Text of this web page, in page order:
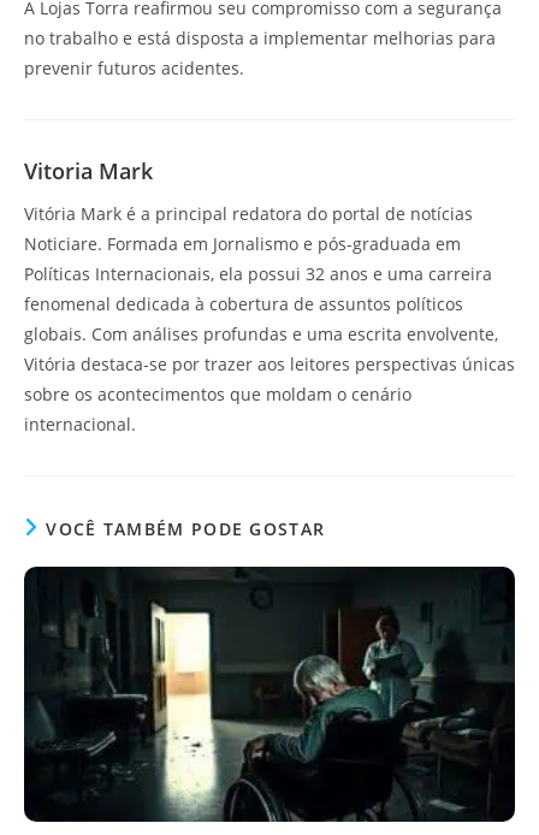
A Lojas Torra reafirmou seu compromisso com a segurança
no trabalho e está disposta a implementar melhorias para
prevenir futuros acidentes.
Vitoria Mark
Vitória Mark é a principal redatora do portal de notícias
Noticiare. Formada em Jornalismo e pós-graduada em
Políticas Internacionais, ela possui 32 anos e uma carreira
fenomenal dedicada à cobertura de assuntos políticos
globais. Com análises profundas e uma escrita envolvente,
Vitória destaca-se por trazer aos leitores perspectivas únicas
sobre os acontecimentos que moldam o cenário
internacional.
VOCÊ TAMBÉM PODE GOSTAR